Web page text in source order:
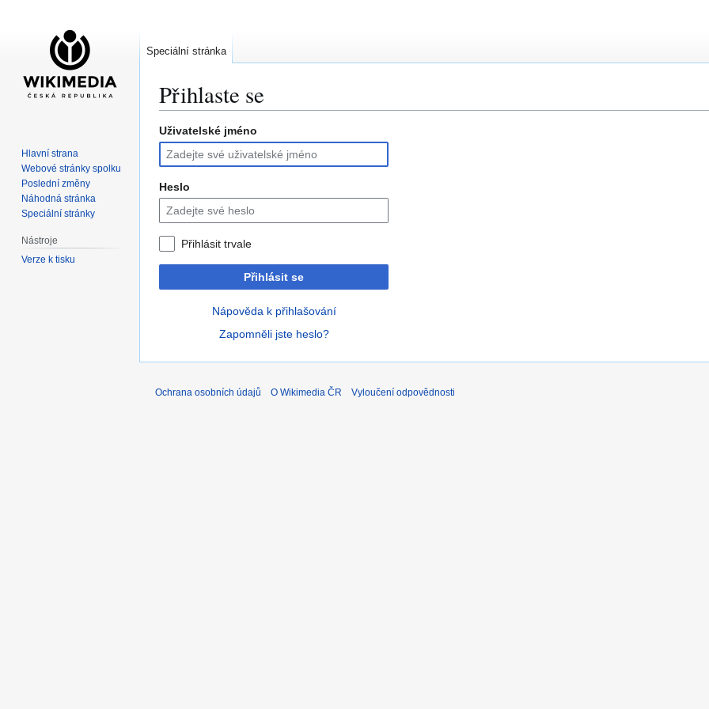
Přihlaste se
Skočit
na
navigaci
Skočit
na
vyhledávání
Uživatelské jméno
Heslo
Přihlásit trvale
Přihlásit se
Nápověda k přihlašování
Zapomněli jste heslo?
Speciální stránka
Hlavní strana
Webové stránky spolku
Poslední změny
Náhodná stránka
Speciální stránky
Nástroje
Verze k tisku
Ochrana osobních údajů O Wikimedia ČR Vyloučení odpovědnosti